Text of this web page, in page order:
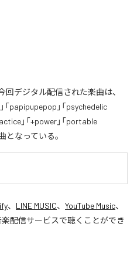
回デジタル配信された楽曲は、
「papipupepop」「psychedelic
」「+power」「portable
となっている。
、 LINE MUSIC、 YouTube Music、
配信サービスで聴くことができ